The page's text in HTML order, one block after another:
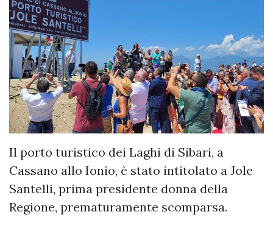
Il porto turistico dei Laghi di Sibari, a
Cassano allo Ionio, è stato intitolato a Jole
Santelli, prima presidente donna della
Regione, prematuramente scomparsa.